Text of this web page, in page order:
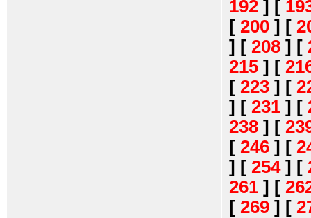
192 ] [
[ 200 ] [
] [ 208 ] [
215 ] [
[ 223 ] [
] [ 231 ] [
238 ] [
[ 246 ] [
] [ 254] [
261 ] [
[ 269 ] [